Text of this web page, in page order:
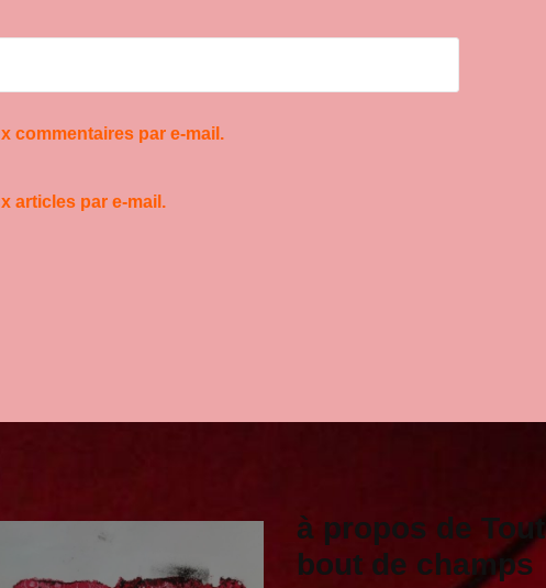
commentaires par e-mail.
articles par e-mail.
à propos de Tout
bout de champs